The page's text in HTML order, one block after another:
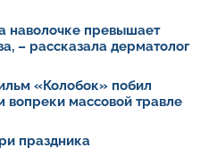
наволочке превышает
– рассказала дерматолог
«Колобок» побил
массовой травле
праздника